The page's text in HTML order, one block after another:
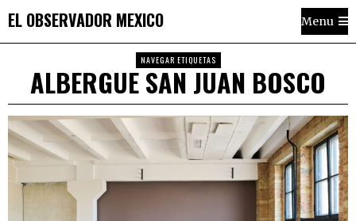
EL OBSERVADOR MEXICO Menu
NAVEGAR ETIQUETAS
ALBERGUE SAN JUAN BOSCO